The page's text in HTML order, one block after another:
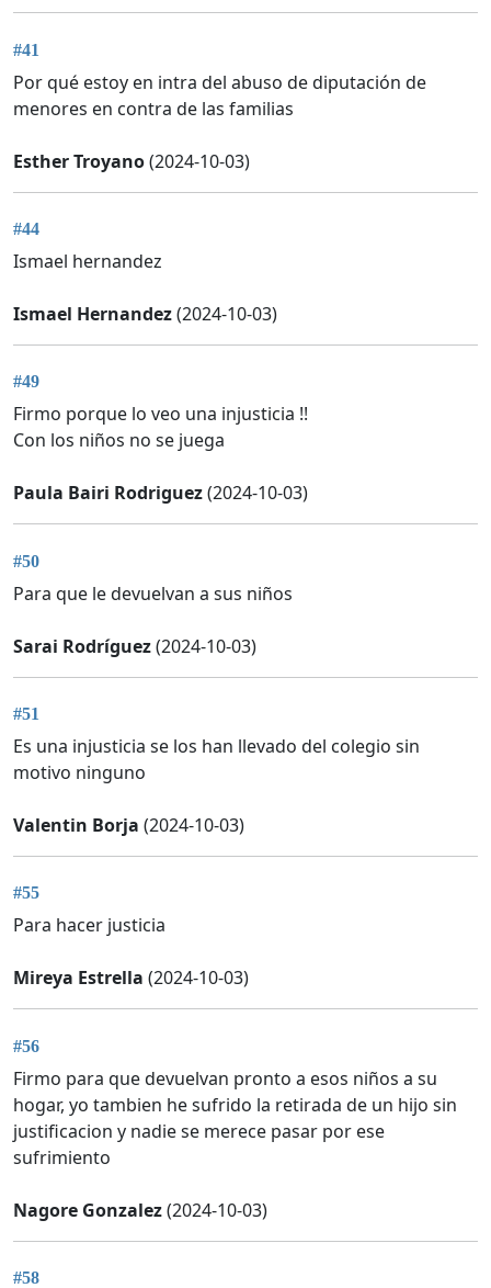
#41
Por qué estoy en intra del abuso de diputación de
menores en contra de las familias
Esther Troyano(2024-10-03)
#44
Ismael hernandez
Ismael Hernandez(2024-10-03)
#49
Firmo porque lo veo una injusticia !!
Con los niños no se juega
Paula Bairi Rodriguez(2024-10-03)
#50
Para que le devuelvan a sus niños
Sarai Rodríguez(2024-10-03)
#51
Es una injusticia se los han llevado del colegio sin
motivo ninguno
Valentin Borja (2024-10-03)
#55
Para hacer justicia
Mireya Estrella (2024-10-03)
#56
Firmo para que devuelvan pronto a esos niños a su
hogar, yo tambien he sufrido la retirada de un hijo sin
justificacion y nadie se merece pasar por ese
sufrimiento
Nagore Gonzalez(2024-10-03)
#58